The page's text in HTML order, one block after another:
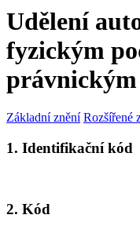
Udělení
fyzickým
právnickým
Základní znění Rozšířené
1. Identifikační kód
2. Kód